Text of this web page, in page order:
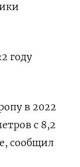
году
в 2022
с 8,2
сообщил